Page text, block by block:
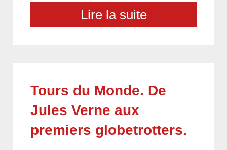
Lire la suite
Tours du Monde. De
Jules Verne aux
premiers globetrotters.